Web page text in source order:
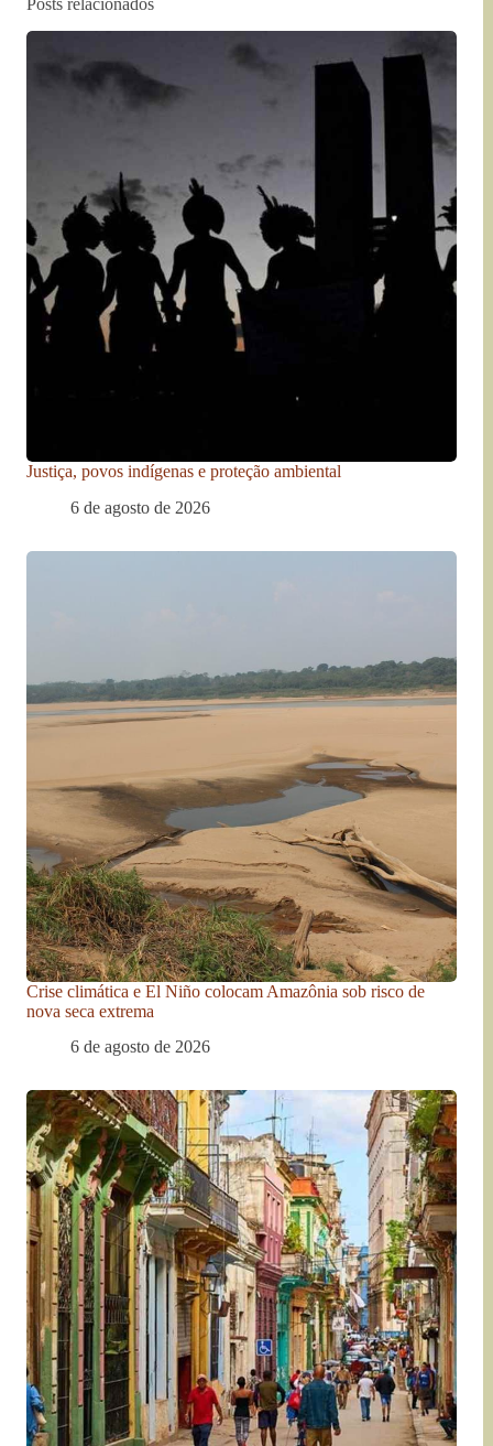
Posts relacionados
Justiça, povos indígenas e proteção ambiental
6 de agosto de 2026
Crise climática e El Niño colocam Amazônia sob risco de
nova seca extrema
6 de agosto de 2026